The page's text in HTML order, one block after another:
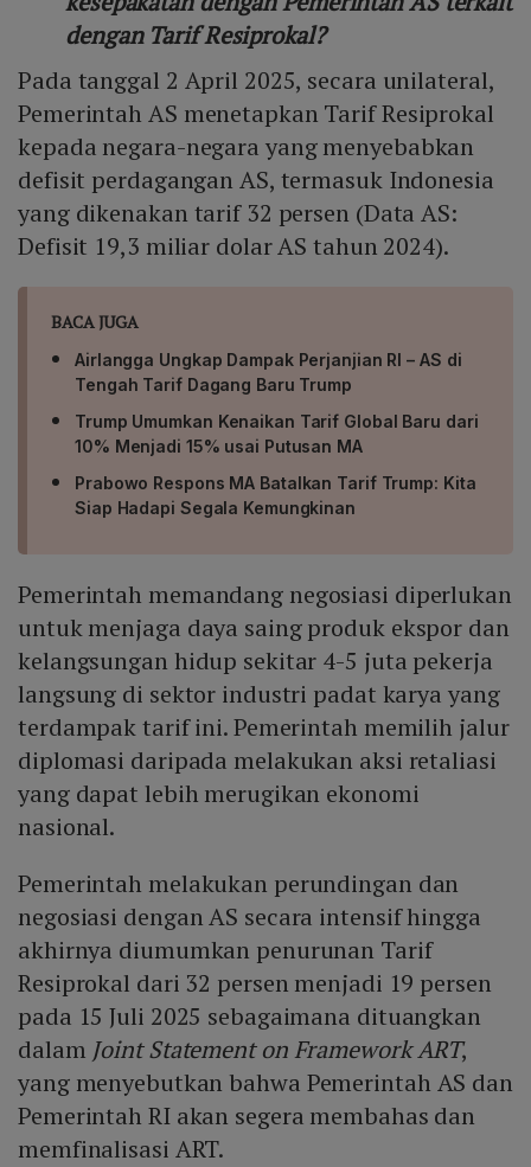
dengan Tarif Resiprokal?
Pada tanggal 2 April 2025, secara unilateral,
Pemerintah AS menetapkan Tarif Resiprokal
kepada negara-negara yang menyebabkan
defisit perdagangan AS, termasuk Indonesia
yang dikenakan tarif 32 persen (Data AS:
Defisit 19,3 miliar dolar AS tahun 2024).
BACA JUGA
Airlangga Ungkap Dampak Perjanjian RI – AS di
Tengah Tarif Dagang Baru Trump
Trump Umumkan Kenaikan Tarif Global Baru dari
10% Menjadi 15% usai Putusan MA
Prabowo Respons MA Batalkan Tarif Trump: Kita
Siap Hadapi Segala Kemungkinan
Pemerintah memandang negosiasi diperlukan
untuk menjaga daya saing produk ekspor dan
kelangsungan hidup sekitar 4-5 juta pekerja
langsung di sektor industri padat karya yang
terdampak tarif ini. Pemerintah memilih jalur
diplomasi daripada melakukan aksi retaliasi
yang dapat lebih merugikan ekonomi
nasional.
Pemerintah melakukan perundingan dan
negosiasi dengan AS secara intensif hingga
akhirnya diumumkan penurunan Tarif
Resiprokal dari 32 persen menjadi 19 persen
pada 15 Juli 2025 sebagaimana dituangkan
dalam Joint Statement on Framework ART,
yang menyebutkan bahwa Pemerintah AS dan
Pemerintah RI akan segera membahas dan
memfinalisasi ART.